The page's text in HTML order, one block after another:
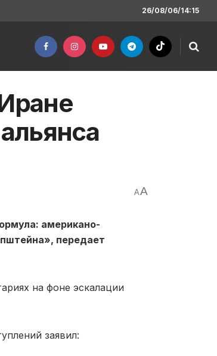
26/08/06/14:15
AA
американо-
передает
на фоне эскалации
заявил: